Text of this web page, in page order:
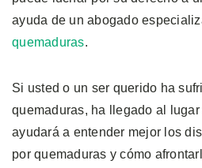
ayuda de un abogado
quemaduras.
Si usted o un ser querido ha
quemaduras, ha llegado al
ayudará a entender mejor los
por quemaduras y cómo